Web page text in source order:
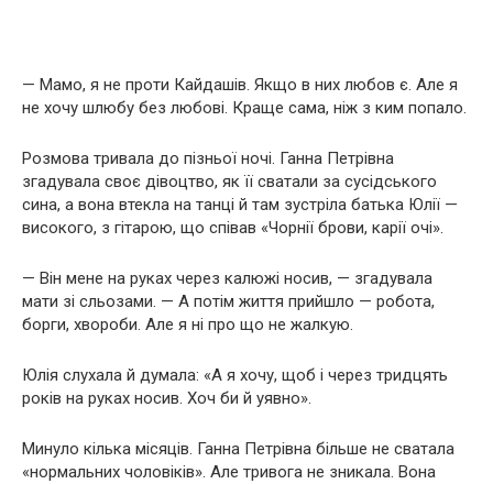
— Мамо, я не проти Кайдашів. Якщо в них любов є. Але я
не хочу шлюбу без любові. Краще сама, ніж з ким попало.
Розмова тривала до пізньої ночі. Ганна Петрівна
згадувала своє дівоцтво, як її сватали за сусідського
сина, а вона втекла на танці й там зустріла батька Юлії —
високого, з гітарою, що співав «Чорнії брови, карії очі».
— Він мене на руках через калюжі носив, — згадувала
мати зі сльозами. — А потім життя прийшло — робота,
борги, хвороби. Але я ні про що не жалкую.
Юлія слухала й думала: «А я хочу, щоб і через тридцять
років на руках носив. Хоч би й уявно».
Минуло кілька місяців. Ганна Петрівна більше не сватала
«нормальних чоловіків». Але тривога не зникала. Вона